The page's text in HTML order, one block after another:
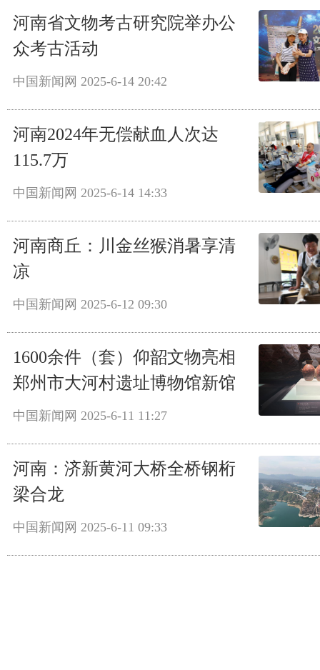
河南省文物考古研究院举办公
众考古活动
中国新闻网 2025-6-14 20:42
河南2024年无偿献血人次达
115.7万
中国新闻网 2025-6-14 14:33
河南商丘：川金丝猴消暑享清
凉
中国新闻网 2025-6-12 09:30
1600余件（套）仰韶文物亮相
郑州市大河村遗址博物馆新馆
中国新闻网 2025-6-11 11:27
河南：济新黄河大桥全桥钢桁
梁合龙
中国新闻网 2025-6-11 09:33